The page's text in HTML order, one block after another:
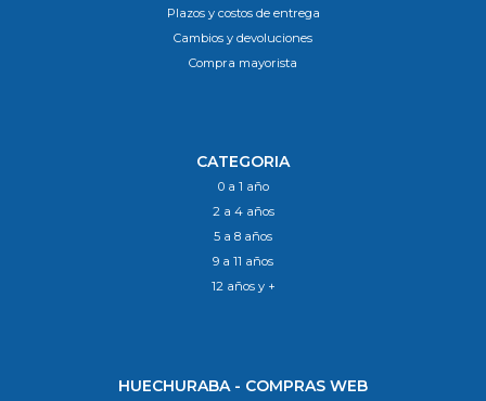
Plazos y costos de entrega
Cambios y devoluciones
Compra mayorista
CATEGORIA
0 a 1 año
2 a 4 años
5 a 8 años
9 a 11 años
12 años y +
HUECHURABA - COMPRAS WEB